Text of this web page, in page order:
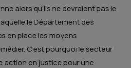
alors qu’ils ne devraient pas le
le Département des
en place les moyens
C’est pourquoi le secteur
action en justice pour une